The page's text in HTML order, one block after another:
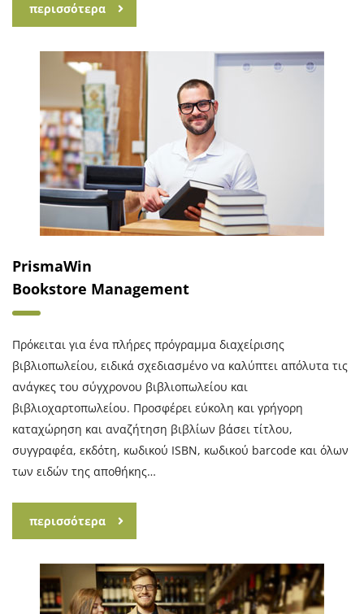
περισσότερα
PrismaWin
Bookstore Management
Πρόκειται για ένα πλήρες πρόγραμμα διαχείρισης
βιβλιοπωλείου, ειδικά σχεδιασμένο να καλύπτει απόλυτα τις
ανάγκες του σύγχρονου βιβλιοπωλείου και
βιβλιοχαρτοπωλείου. Προσφέρει εύκολη και γρήγορη
καταχώρηση και αναζήτηση βιβλίων βάσει τίτλου,
συγγραφέα, εκδότη, κωδικού ISBN, κωδικού barcode και όλων
των ειδών της αποθήκης…
περισσότερα